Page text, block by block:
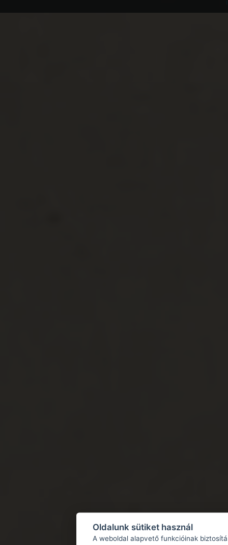
Oldalunk sütiket használ
A weboldal alapvető funkcióinak